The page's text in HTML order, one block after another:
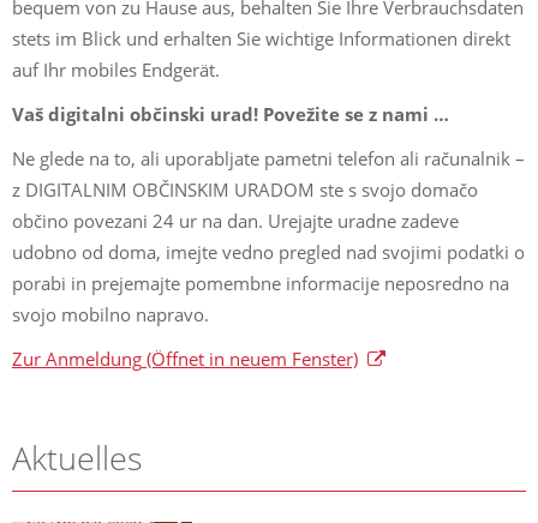
bequem von zu Hause aus, behalten Sie Ihre Verbrauchsdaten
stets im Blick und erhalten Sie wichtige Informationen direkt
auf Ihr mobiles Endgerät.
Vaš digitalni občinski urad! Povežite se z nami …
Ne glede na to, ali uporabljate pametni telefon ali računalnik –
z DIGITALNIM OBČINSKIM URADOM ste s svojo domačo
občino povezani 24 ur na dan. Urejajte uradne zadeve
udobno od doma, imejte vedno pregled nad svojimi podatki o
porabi in prejemajte pomembne informacije neposredno na
svojo mobilno napravo.
Zur Anmeldung (Öffnet in neuem Fenster)
Aktuelles